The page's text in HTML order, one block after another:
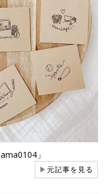
」
▶元記事を見る